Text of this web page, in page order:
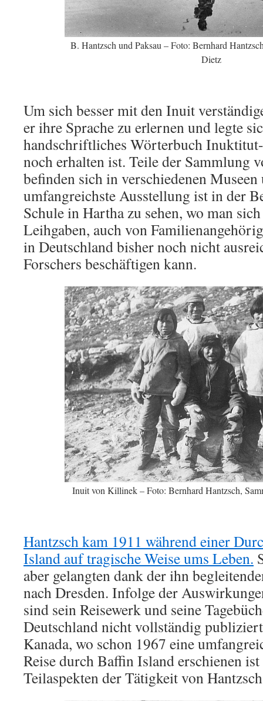
B. Hantzsch und Paksau – Foto: Bernhard
Dietz
Um sich besser mit den Inuit
er ihre Sprache zu erlernen und legte
handschriftliches Wörterbuch Inuktitut-
noch erhalten ist. Teile der Sammlung
befinden sich in verschiedenen
umfangreichste Ausstellung ist in der
Schule in Hartha zu sehen, wo man
Leihgaben, auch von
in Deutschland bisher noch nicht
Forschers beschäftigen kann.
Inuit von Killinek – Foto: Bernhard Hantzsch,
Hantzsch kam 1911 während einer
Island auf tragische Weise ums Leben.
aber gelangten dank der ihn
nach Dresden. Infolge der
sind sein Reisewerk und seine
Deutschland nicht vollständig
Kanada, wo schon 1967 eine
Reise durch Baffin Island erschienen
Teilaspekten der Tätigkeit von